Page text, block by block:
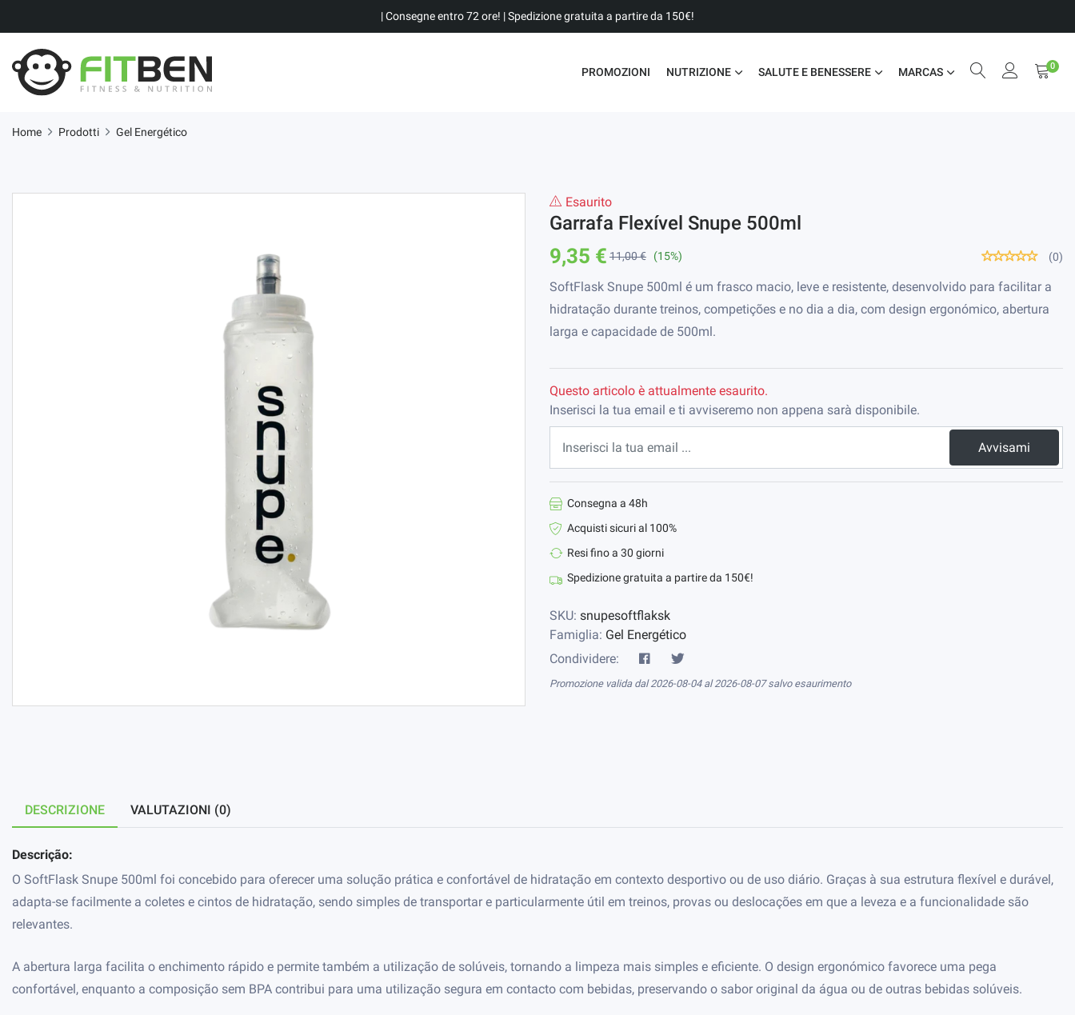
| Consegne entro 72 ore! | Spedizione gratuita a partire da 150€!
PROMOZIONI NUTRIZIONE SALUTE E BENESSERE MARCAS 0
Home Prodotti Gel Energético
Esaurito
Garrafa Flexível Snupe 500ml
9,35 € 11,00 € (15%) (0)
SoftFlask Snupe 500ml é um frasco macio, leve e resistente, desenvolvido para facilitar a
hidratação durante treinos, competições e no dia a dia, com design ergonómico, abertura
larga e capacidade de 500ml.
Questo articolo è attualmente esaurito.
Inserisci la tua email e ti avviseremo non appena sarà disponibile.
Avvisami
Consegna a 48h
Acquisti sicuri al 100%
Resi fino a 30 giorni
Spedizione gratuita a partire da 150€!
SKU: snupesoftflaksk
Famiglia: Gel Energético
Condividere:
Promozione valida dal 2026-08-04 al 2026-08-07 salvo esaurimento
DESCRIZIONE VALUTAZIONI (0)
Descrição:
O SoftFlask Snupe 500ml foi concebido para oferecer uma solução prática e confortável de hidratação em contexto desportivo ou de uso diário. Graças à sua estrutura flexível e durável,
adapta-se facilmente a coletes e cintos de hidratação, sendo simples de transportar e particularmente útil em treinos, provas ou deslocações em que a leveza e a funcionalidade são
relevantes.
A abertura larga facilita o enchimento rápido e permite também a utilização de solúveis, tornando a limpeza mais simples e eficiente. O design ergonómico favorece uma pega
confortável, enquanto a composição sem BPA contribui para uma utilização segura em contacto com bebidas, preservando o sabor original da água ou de outras bebidas solúveis.